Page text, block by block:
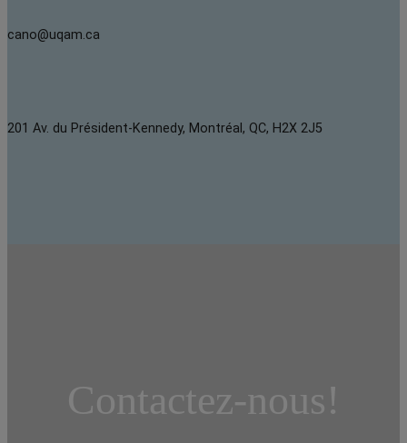
cano@uqam.ca
201 Av. du Président-Kennedy, Montréal, QC, H2X 2J5
Contactez-nous!